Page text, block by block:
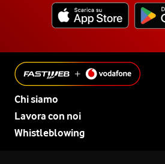
Chi siamo
Lavora con noi
Whistleblowing